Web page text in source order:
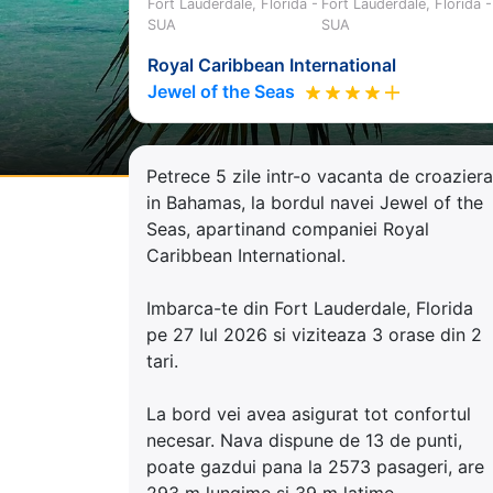
Fort Lauderdale, Florida -
SUA
Fort Lauderdale, Florida -
SUA
Royal Caribbean International
Jewel of the Seas
Petrece 5 zile intr-o vacanta de croaziera
in Bahamas, la bordul navei Jewel of the
Seas, apartinand companiei Royal
Caribbean International.
Imbarca-te din Fort Lauderdale, Florida
pe 27 Iul 2026 si viziteaza 3 orase din 2
tari.
La bord vei avea asigurat tot confortul
necesar. Nava dispune de 13 de punti,
poate gazdui pana la 2573 pasageri, are